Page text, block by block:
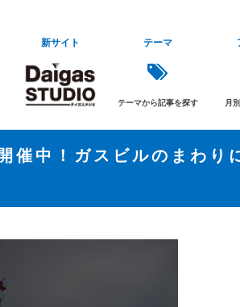
新サイト テーマ
テーマから記事を探す 月
催中！ガスビルのまわり